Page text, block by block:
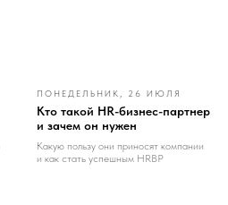
ПОНЕДЕЛЬНИК, 26 ИЮЛЯ
Кто такой HR-бизнес-партнер
и зачем он нужен
Какую пользу они приносят компании
и как стать успешным HRBP